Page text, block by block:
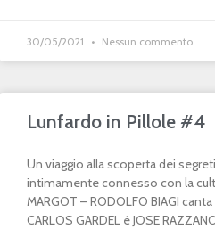
30/05/2021 Nessun commento
Lunfardo in Pillole #4
Un viaggio alla scoperta dei
intimamente connesso con la
MARGOT – RODOLFO BIAGI canta
CARLOS GARDEL é JOSE